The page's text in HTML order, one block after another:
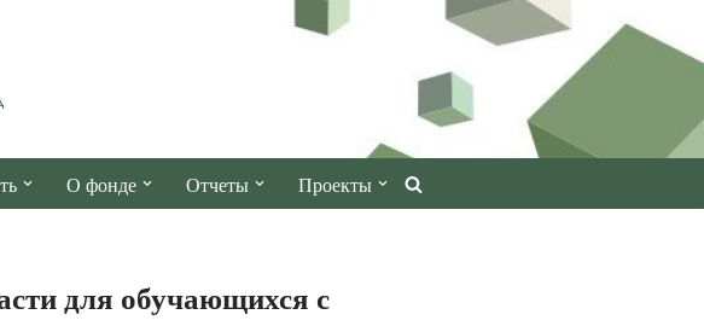
О фонде Отчеты Проекты
для обучающихся с